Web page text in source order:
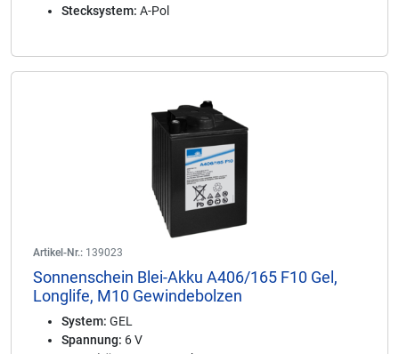
Stecksystem: A-Pol
Artikel-Nr.: 139023
Sonnenschein Blei-Akku A406/165 F10 Gel,
Longlife, M10 Gewindebolzen
System: GEL
Spannung: 6 V